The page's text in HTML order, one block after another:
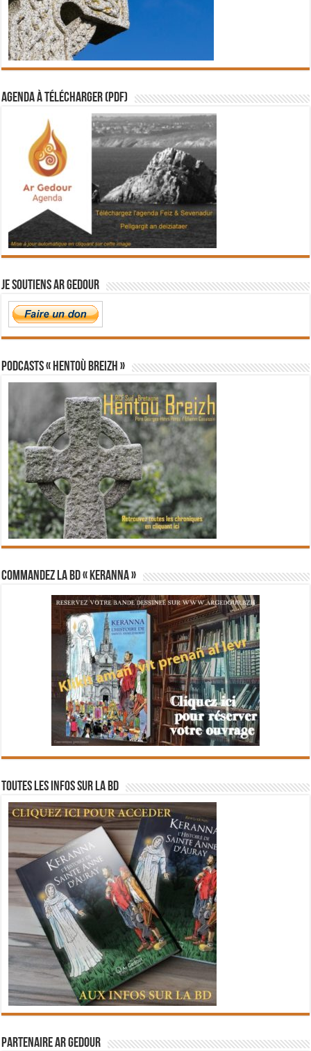
Agenda à télécharger (PDF)
Je soutiens Ar Gedour
PODCASTS « Hentoù Breizh »
Commandez la BD « Keranna »
Toutes les infos sur la BD
Partenaire Ar Gedour